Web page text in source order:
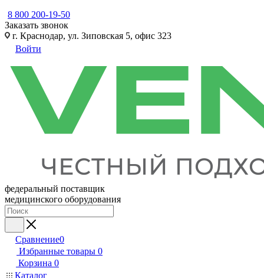
8 800 200-19-50
Заказать звонок
г. Краснодар, ул. Зиповская 5, офис 323
Войти
федеральный поставщик
медицинского оборудования
Сравнение0
Избранные товары 0
Корзина 0
Каталог